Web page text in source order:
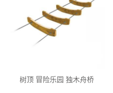
树顶 冒险乐园 独木舟桥